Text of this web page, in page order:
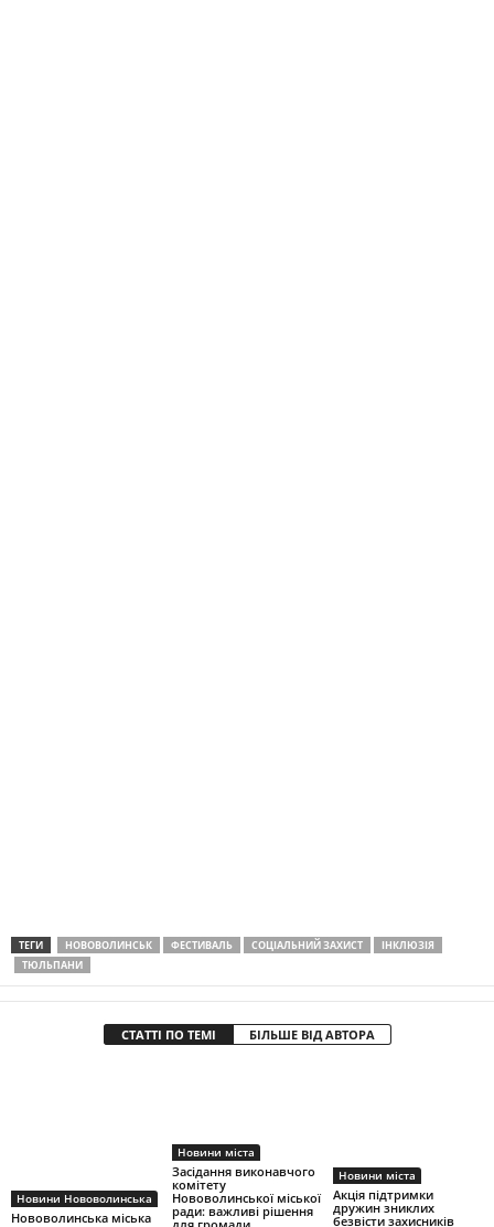
ТЕГИ НОВОВОЛИНСЬК ФЕСТИВАЛЬ СОЦІАЛЬНИЙ ЗАХИСТ
ІНКЛЮЗІЯ
ТЮЛЬПАНИ
СТАТТІ ПО ТЕМІ БІЛЬШЕ ВІД АВТОРА
Новини Нововолинська
Нововолинська міська
Новини міста
Засідання виконавчого
комітету
Нововолинської міської
ради: важливі рішення
Новини міста
Акція підтримки
дружин зниклих
безвісти захисників